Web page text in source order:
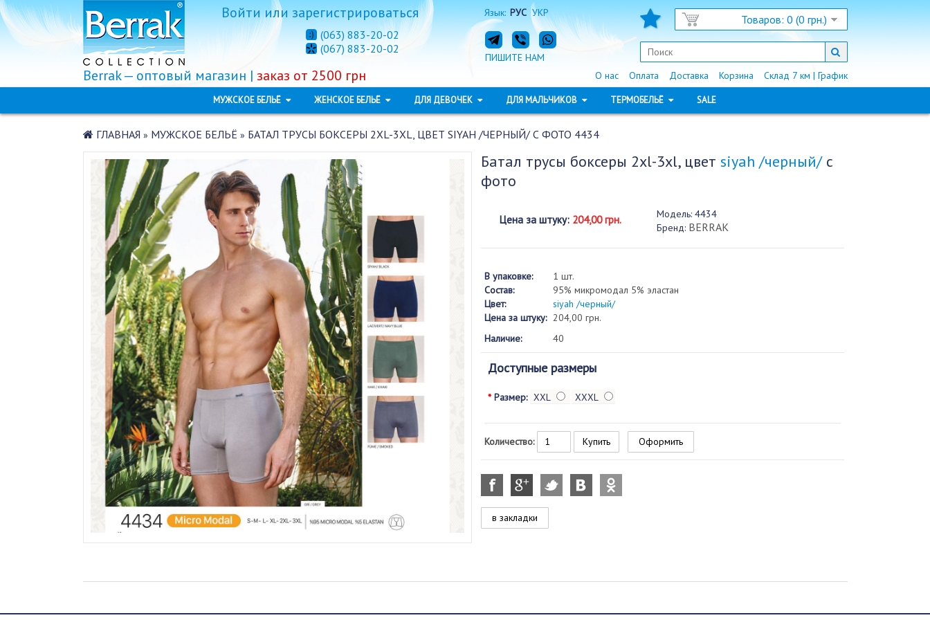
Язык: РУС УКР Товаров: 0 (0 грн.)
Войтиилизарегистрироваться
(063) 883-20-02
(067) 883-20-02
ПИШИТЕ НАМ
Склад 7 км | График
Корзина
Доставка
Оплата
О нас
Berrak — оптовый магазин | заказ от 2500 грн
МУЖСКОЕ БЕЛЬЁ ЖЕНСКОЕ БЕЛЬЁ ДЛЯ ДЕВОЧЕК ДЛЯ МАЛЬЧИКОВ ТЕРМОБЕЛЬЁ SALE
ГЛАВНАЯ » МУЖСКОЕ БЕЛЬЁ » БАТАЛ ТРУСЫ БОКСЕРЫ 2XL-3ХL, ЦВЕТ SIYAH /ЧЕРНЫЙ/ С ФОТО 4434
Батал трусы боксеры 2xl-3хl, цвет siyah /черный/с
фото
Цена за штуку: 204,00 грн. Модель:4434
Бренд: BERRAK
В упаковке:
1 шт.
Состав:
95% микромодал 5% эластан
Цвет:
siyah /черный/
Цена за штуку: 204,00 грн.
Наличие:
40
Доступные размеры
* Размер: XXL XXXL
Количество: Оформить
в закладки